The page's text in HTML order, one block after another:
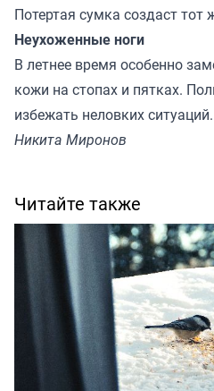
Потертая сумка создаст тот
Неухоженные ноги
В летнее время особенно
кожи на стопах и пятках.
избежать неловких ситуаций.
Никита Миронов
Читайте также